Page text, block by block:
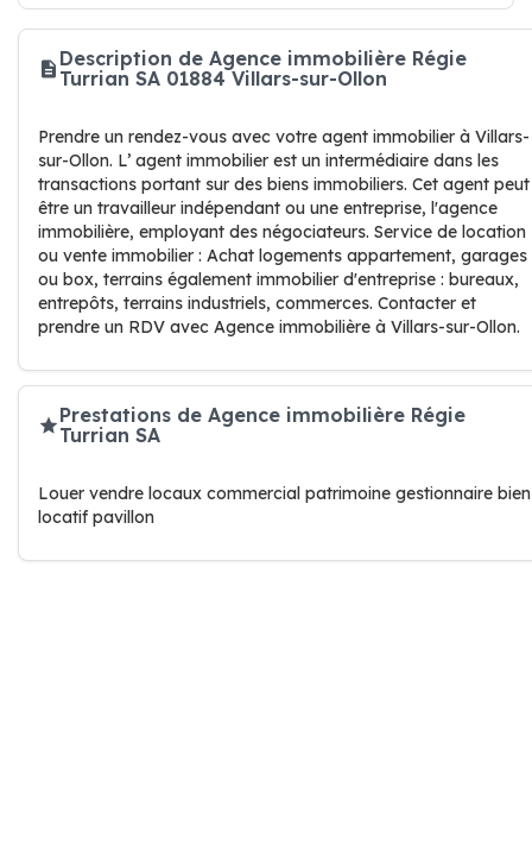
Description de Agence immobilière Régie
Turrian SA 01884 Villars-sur-Ollon
Prendre un rendez-vous avec votre agent immobilier à Villars-
sur-Ollon. L’ agent immobilier est un intermédiaire dans les
transactions portant sur des biens immobiliers. Cet agent peut
être un travailleur indépendant ou une entreprise, l'agence
immobilière, employant des négociateurs. Service de location
ou vente immobilier : Achat logements appartement, garages
ou box, terrains également immobilier d'entreprise : bureaux,
entrepôts, terrains industriels, commerces. Contacter et
prendre un RDV avec Agence immobilière à Villars-sur-Ollon.
Prestations de Agence immobilière Régie
Turrian SA
Louer vendre locaux commercial patrimoine gestionnaire bien
locatif pavillon